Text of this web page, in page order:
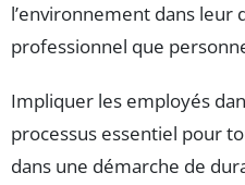
l’environnement dans leur
professionnel que
Impliquer les employés
processus essentiel pour
dans une démarche de